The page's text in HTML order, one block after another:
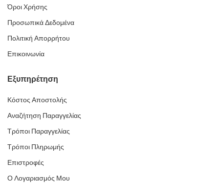
Όροι Χρήσης
Προσωπικά Δεδομένα
Πολιτική Απορρήτου
Επικοινωνία
Εξυπηρέτηση
Κόστος Αποστολής
Αναζήτηση Παραγγελίας
Τρόποι Παραγγελίας
Τρόποι Πληρωμής
Επιστροφές
Ο Λογαριασμός Μου